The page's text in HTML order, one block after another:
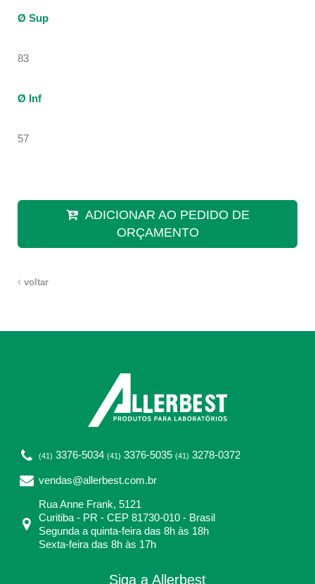
Ø Sup
83
Ø Inf
57
ADICIONAR AO PEDIDO DE
ORÇAMENTO
voltar
(41) 3376-5034 (41) 3376-5035 (41) 3278-0372
vendas@allerbest.com.br
Rua Anne Frank, 5121
Curitiba - PR - CEP 81730-010 - Brasil
Segunda a quinta-feira das 8h às 18h
Sexta-feira das 8h às 17h
Siga a Allerbest